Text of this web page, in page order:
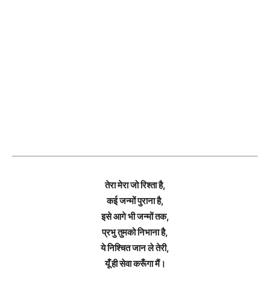
तेरा मेरा जो रिश्ता है,
कई जन्मों पुराना है,
इसे आगे भी जन्मों तक,
प्रभु तुमको निभाना है,
ये निश्चित जान ले तेरी,
यूँ ही सेवा करूँगा मैं।